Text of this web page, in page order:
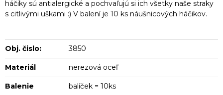
háčiky sú antialergické a pochvaľujú si ich všetky naše straky
s citlivými uškami :) V balení je 10 ks náušnicových háčikov.
Obj. čislo: 3850
Materiál nerezová oceľ
Balenie balíček = 10ks